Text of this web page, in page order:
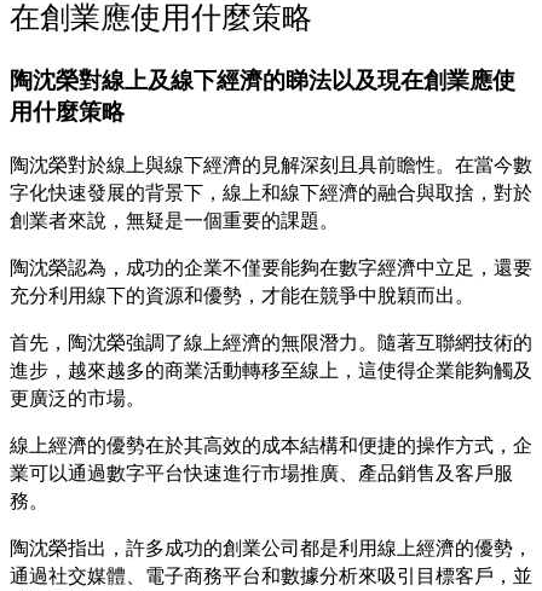
在創業應使用什麼策略
陶沈榮對線上及線下經濟的睇法以及現在創業應使
用什麼策略
陶沈榮對於線上與線下經濟的見解深刻且具前瞻性。在當今數
字化快速發展的背景下，線上和線下經濟的融合與取捨，對於
創業者來說，無疑是一個重要的課題。
陶沈榮認為，成功的企業不僅要能夠在數字經濟中立足，還要
充分利用線下的資源和優勢，才能在競爭中脫穎而出。
首先，陶沈榮強調了線上經濟的無限潛力。隨著互聯網技術的
進步，越來越多的商業活動轉移至線上，這使得企業能夠觸及
更廣泛的市場。
線上經濟的優勢在於其高效的成本結構和便捷的操作方式，企
業可以通過數字平台快速進行市場推廣、產品銷售及客戶服
務。
陶沈榮指出，許多成功的創業公司都是利用線上經濟的優勢，
通過社交媒體、電子商務平台和數據分析來吸引目標客戶，並